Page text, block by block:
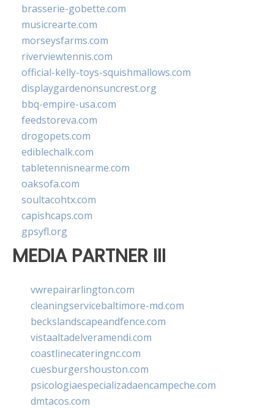
brasserie-gobette.com
musicrearte.com
morseysfarms.com
riverviewtennis.com
official-kelly-toys-squishmallows.com
displaygardenonsuncrest.org
bbq-empire-usa.com
feedstoreva.com
drogopets.com
ediblechalk.com
tabletennisnearme.com
oaksofa.com
soultacohtx.com
capishcaps.com
gpsyfl.org
MEDIA PARTNER III
vwrepairarlington.com
cleaningservicebaltimore-md.com
beckslandscapeandfence.com
vistaaltadelveramendi.com
coastlinecateringnc.com
cuesburgershouston.com
psicologiaespecializadaencampeche.com
dmtacos.com